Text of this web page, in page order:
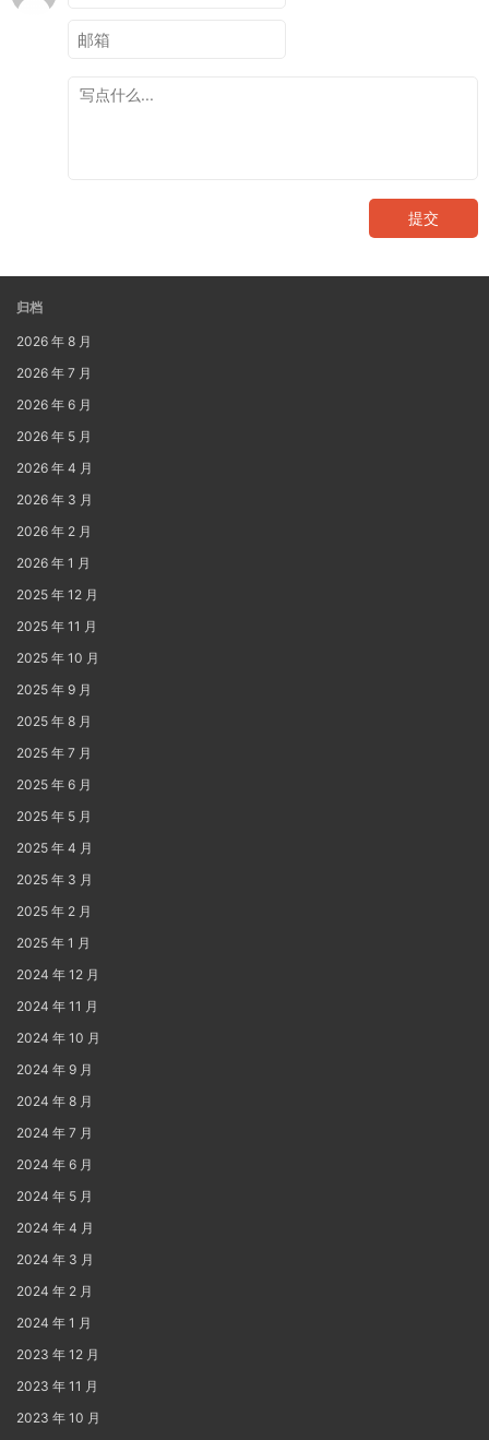
提交
归档
2026 年 8 月
2026 年 7 月
2026 年 6 月
2026 年 5 月
2026 年 4 月
2026 年 3 月
2026 年 2 月
2026 年 1 月
2025 年 12 月
2025 年 11 月
2025 年 10 月
2025 年 9 月
2025 年 8 月
2025 年 7 月
2025 年 6 月
2025 年 5 月
2025 年 4 月
2025 年 3 月
2025 年 2 月
2025 年 1 月
2024 年 12 月
2024 年 11 月
2024 年 10 月
2024 年 9 月
2024 年 8 月
2024 年 7 月
2024 年 6 月
2024 年 5 月
2024 年 4 月
2024 年 3 月
2024 年 2 月
2024 年 1 月
2023 年 12 月
2023 年 11 月
2023 年 10 月